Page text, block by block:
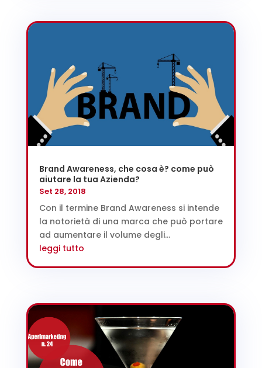
Brand Awareness, che cosa è? come può
aiutare la tua Azienda?
Set 28, 2018
Con il termine Brand Awareness si intende
la notorietà di una marca che può portare
ad aumentare il volume degli...
leggi tutto